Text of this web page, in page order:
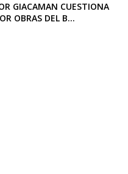
GIACAMAN CUESTIONA
OBRAS DEL B...